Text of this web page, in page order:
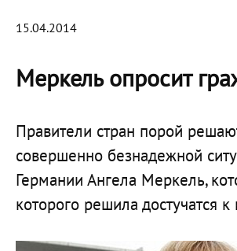
15.04.2014
Меркель опросит
Правители стран порой
совершенно безнадежной
Германии Ангела Меркель,
которого решила достучатся